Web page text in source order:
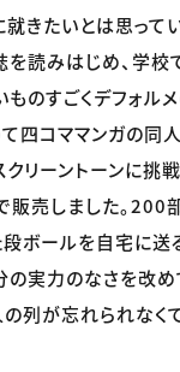
きたいとは思って
読みはじめ、学校
のすごくデフォル
四コママンガの同
クリーントーンに
販売しました。
段ボールを自宅に
の実力のなさを
列が忘れられなく